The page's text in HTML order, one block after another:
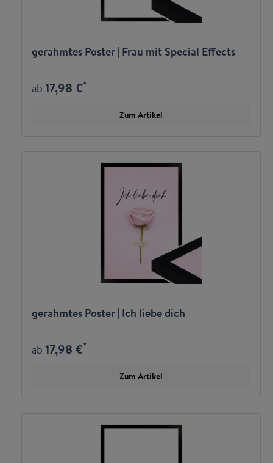
gerahmtes Poster | Frau mit Special Effects
ab17,98 €*
Zum Artikel
gerahmtes Poster | Ich liebe dich
ab17,98 €*
Zum Artikel